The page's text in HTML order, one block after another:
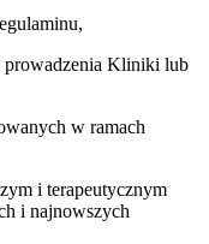
prowadzenia Kliniki lub
w ramach
i terapeutycznym
i najnowszych